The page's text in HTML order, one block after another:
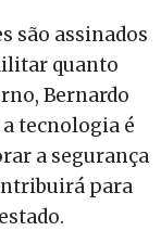
são assinados
quanto
Bernardo
a tecnologia é
a segurança
para